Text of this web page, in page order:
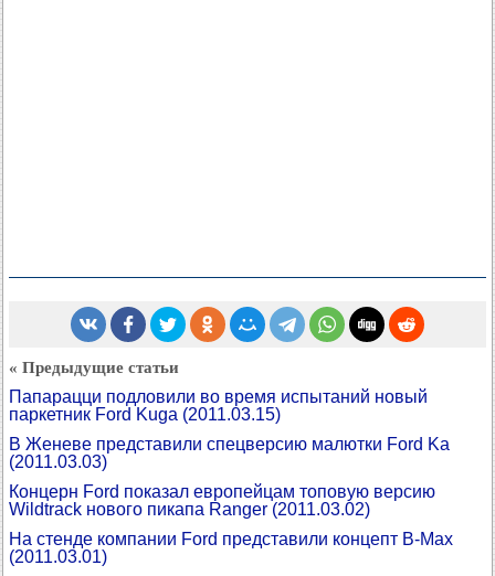
« Предыдущие статьи
Папарацци подловили во время испытаний новый
паркетник Ford Kuga (2011.03.15)
В Женеве представили спецверсию малютки Ford Ka
(2011.03.03)
Концерн Ford показал европейцам топовую версию
Wildtrack нового пикапа Ranger (2011.03.02)
На стенде компании Ford представили концепт B-Max
(2011.03.01)